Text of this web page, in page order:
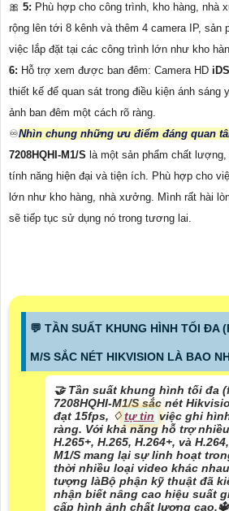
🎀 5: Phù hợp cho công trình, kho hàng, nhà
rộng lên tới 8 kênh và thêm 4 camera IP, sản
việc lắp đặt tại các công trình lớn như kho
6: Hỗ trợ xem được ban đêm: Camera HD
thiết kế để quan sát trong điều kiện ánh sáng
ảnh ban đêm một cách rõ ràng.
♾Nhìn chung những ưu điểm đáng quan
7208HQHI-M1/S là một sản phẩm chất
tính năng hiện đại và tiện ích. Phù hợp cho
lớn như kho hàng, nhà xưởng. Mình rất hài
sẽ tiếp tục sử dụng nó trong tương lai.
️💬 TẦN SUẤT KHUNG HÌNH TỐI ĐA
M/S SẮC NÉT HIKVISION LÀ BAO
🤝 Tần suất khung hình tối đa
7208HQHI-M1/S sắc nét
đạt 15fps, ♢tự tin việc ghi
ràng. Với khả năng hỗ trợ
H.265+, H.265, H.264+, và
M1/S mang lại sự linh hoạt
thời nhiều loại video khác
tượng làBộ phận kỹ thuật đã
nhận biết nâng cao hiệu suất
cấp hình ảnh chất lượng cao.🔱